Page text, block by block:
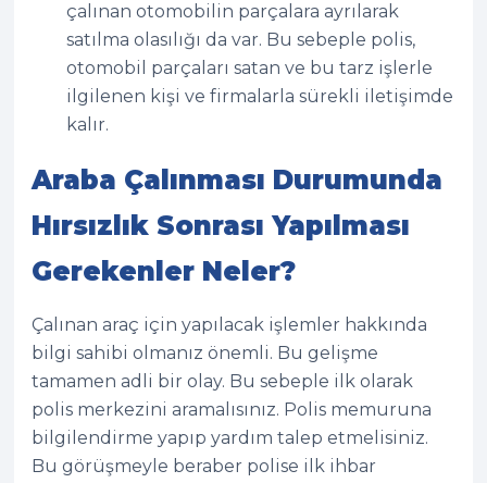
çalınan otomobilin parçalara ayrılarak
satılma olasılığı da var. Bu sebeple polis,
otomobil parçaları satan ve bu tarz işlerle
ilgilenen kişi ve firmalarla sürekli iletişimde
kalır.
Araba Çalınması Durumunda
Hırsızlık Sonrası Yapılması
Gerekenler Neler?
Çalınan araç için yapılacak işlemler hakkında
bilgi sahibi olmanız önemli. Bu gelişme
tamamen adli bir olay. Bu sebeple ilk olarak
polis merkezini aramalısınız. Polis memuruna
bilgilendirme yapıp yardım talep etmelisiniz.
Bu görüşmeyle beraber polise ilk ihbar